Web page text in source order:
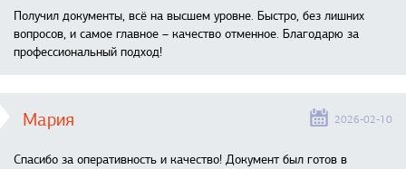
Получил документы, всё на высшем уровне. Быстро, без лишних
вопросов, и самое главное – качество отменное. Благодарю за
профессиональный подход!
Мария 2026-02-10
Спасибо за оперативность и качество! Документ был готов в